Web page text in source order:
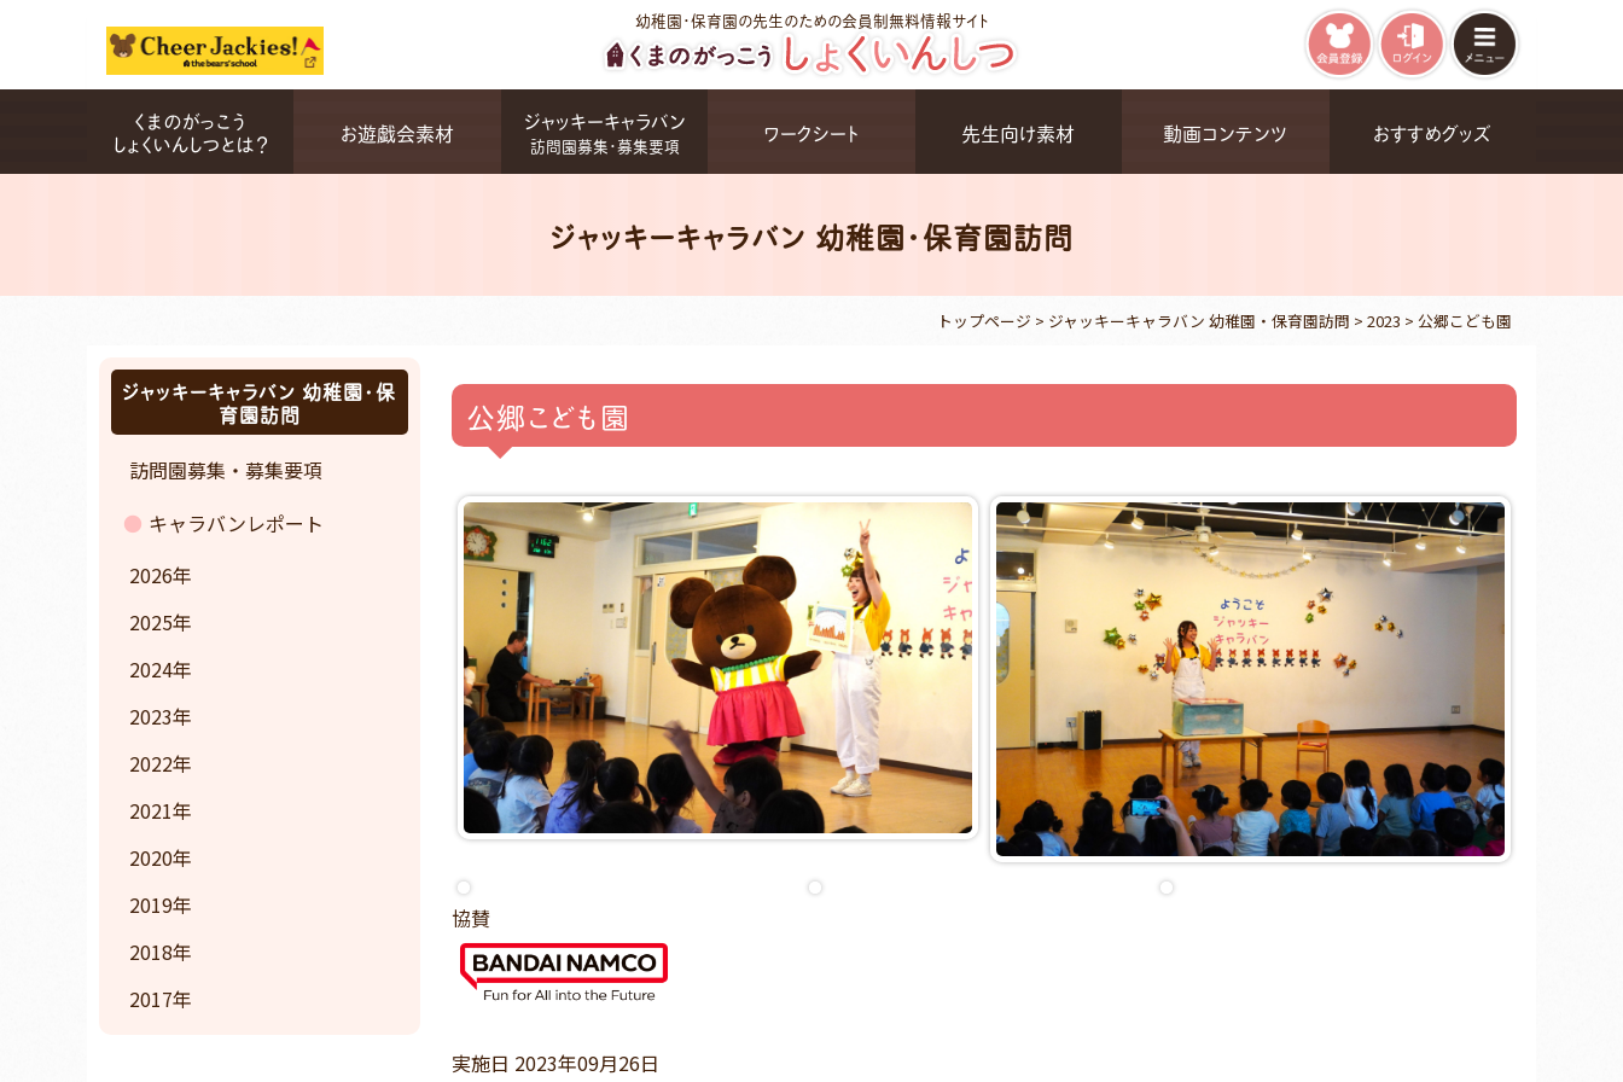
幼稚園・保育園の先生のための会員制無料情報サイト
くまのがっこう
しょくいんしつとは？ お遊戯会素材 ジャッキーキャラバン
訪問園募集・募集要項 ワークシート 先生向け素材 動画コンテンツ おすすめグッズ
ジャッキーキャラバン 幼稚園・保育園訪問
トップページ > ジャッキーキャラバン 幼稚園・保育園訪問 > 2023 > 公郷こども園
公郷こども園
協賛
実施日 2023年09月26日
ジャッキーキャラバン 幼稚園・保
育園訪問
訪問園募集・募集要項
キャラバンレポート
2026
2025
2024
2023
2022
2021
2020
2019
2018
2017